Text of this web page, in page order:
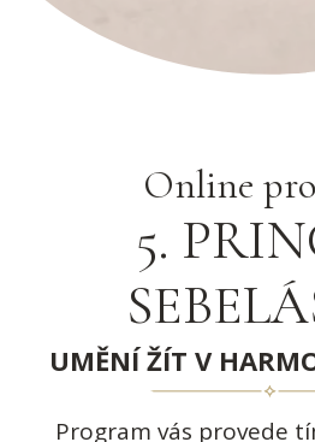
Online
5.
UMĚNÍ ŽÍT V
Program vás provede